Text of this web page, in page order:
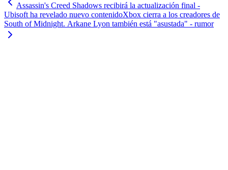
Assassin's Creed Shadows recibirá la actualización final -
Ubisoft ha revelado nuevo contenidoXbox cierra a los creadores de
South of Midnight. Arkane Lyon también está "asustada" - rumor